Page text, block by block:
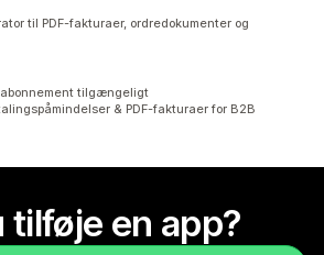
til PDF-fakturaer, ordredokumenter og
tilgængeligt
& PDF-fakturaer for B2B
tilføje en app?